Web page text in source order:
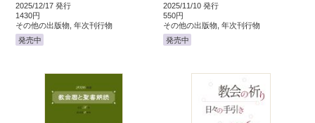
2025/12/17 発行
1430円
その他の出版物, 年次刊行物
発売中
2025/11/10 発行
550円
その他の出版物, 年次刊行物
発売中